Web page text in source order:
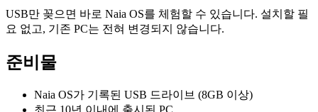
USB만 꽂으면 바로 Naia OS를 체험할 수 있습니다. 설치할 필
요 없고, 기존 PC는 전혀 변경되지 않습니다.
준비물
Naia OS가 기록된 USB 드라이브 (8GB 이상)
최근 10년 이내에 출시된 PC